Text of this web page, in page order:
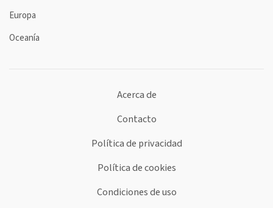
Europa
Oceanía
Acerca de
Contacto
Política de privacidad
Política de cookies
Condiciones de uso